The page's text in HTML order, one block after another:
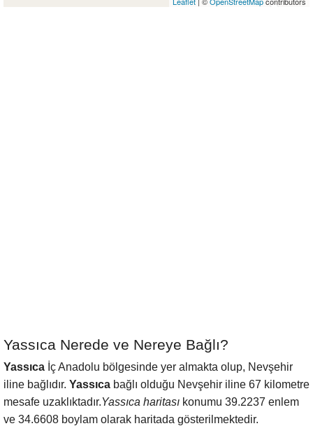
Yassıca Nerede ve Nereye Bağlı?
Yassıca İç Anadolu bölgesinde yer almakta olup, Nevşehir
iline bağlıdır. Yassıca bağlı olduğu Nevşehir iline 67 kilometre
mesafe uzaklıktadır.Yassıca haritası konumu 39.2237 enlem
ve 34.6608 boylam olarak haritada gösterilmektedir.